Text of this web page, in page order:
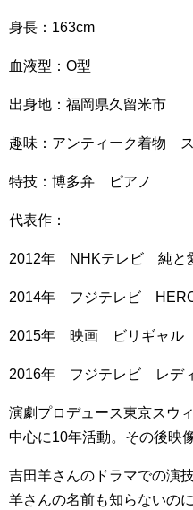
身長：163cm
血液型：O型
出身地：福岡県久留米市
趣味：アンティーク着物
特技：博多弁 ピアノ
代表作：
2012年 NHKテレビ 純と
2014年 フジテレビ
2015年 映画 ビリギャル
2016年 フジテレビ レデ
演劇プロデュース東京スウ
中心に10年活動。その後映
吉田羊さんのドラマでの演
羊さんの名前も知らないの